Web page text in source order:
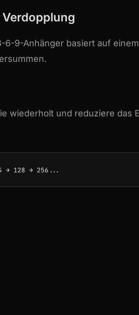
6-9-Anhänger basiert auf
wiederholt und reduziere das